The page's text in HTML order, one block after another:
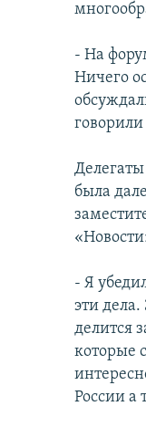
- На
Ничего
была
- Я
эти
делится
которые
России а